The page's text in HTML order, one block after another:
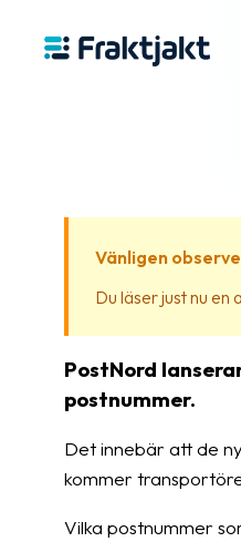
Vänligen
Du läser just nu
PostNord
postnummer.
Det innebär att de
kommer
Vilka postnummer